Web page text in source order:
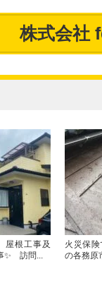
株式会社
根工事及
✨ 訪問...
火災保
の各務原